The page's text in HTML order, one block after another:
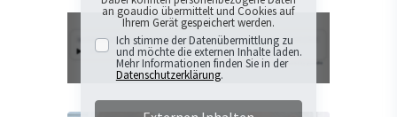
an goaudio übermittelt und Cookies auf
Ihrem Gerät gespeichert werden.
Ich stimme der Datenübermittlung zu
und möchte die externen Inhalte laden.
Mehr Informationen finden Sie in der
Datenschutzerklärung.